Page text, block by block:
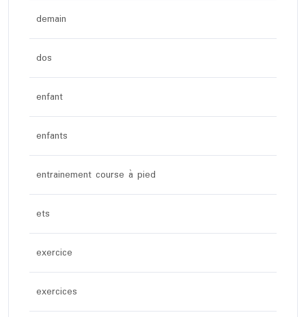
demain
dos
enfant
enfants
entrainement course à pied
ets
exercice
exercices